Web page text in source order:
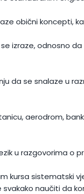
obični koncepti,
izraze, odnosno
da se snalaze u
aerodrom,
u razgovorima o
kursa sistematski
naučiti da